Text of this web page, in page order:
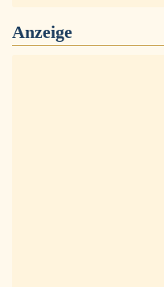
Anzeige